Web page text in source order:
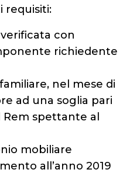
requisiti:
con
richiedente
nel mese di
ad una soglia pari
spettante al
mobiliare
all’anno 2019